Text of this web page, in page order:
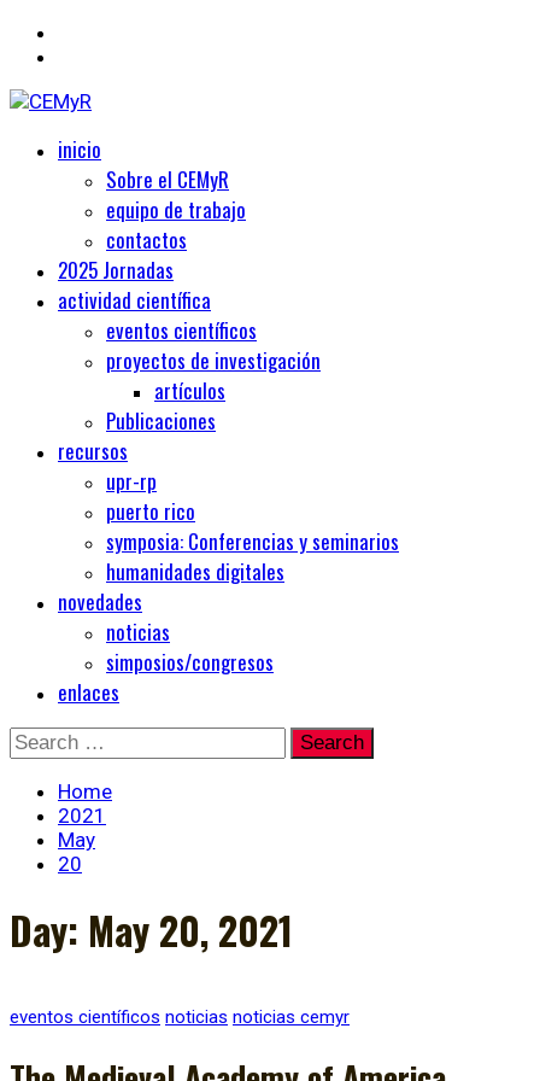
CEMyR
Centro de Estudios Medievales y Renacentistas
Primaryinicio
Sobre el CEMyR
equipo de trabajo
contactos
2025 Jornadas
actividad científica
eventos científicos
proyectos de investigación
artículos
Publicaciones
recursos
upr-rp
puerto rico
symposia: Conferencias y seminarios
humanidades digitales
novedades
noticias
simposios/congresos
enlaces
Skip
to
content
Search
for:
Home
2021
May
20
Day: May 20, 2021
eventos científicos noticias noticias cemyr